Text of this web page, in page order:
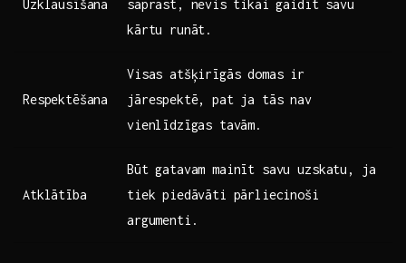
Uzklausīšana
saprast, nevis ⁤tikai gaidīt savu
kārtu runāt.
Respektēšana
Visas ​atšķirīgās domas ir
jārespektē, pat ja ‍tās ⁤nav
vienlīdzīgas tavām.
Atklātība
Būt gatavam mainīt savu uzskatu, ja
tiek piedāvāti pārliecinoši
argumenti.